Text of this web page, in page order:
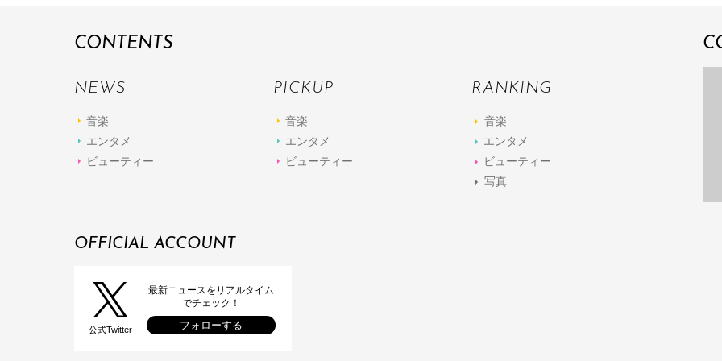
CONTENTS
NEWS
音楽
エンタメ
ビューティー
PICKUP
音楽
エンタメ
ビューティー
RANKING
音楽
エンタメ
ビューティー
写真
OFFICIAL ACCOUNT
公式Twitter
最新ニュースをリアルタイム
でチェック！
フォローする